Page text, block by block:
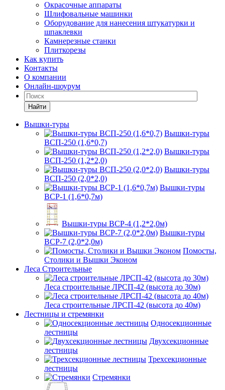
Окрасочные аппараты
Шлифовальные машинки
Оборудование для нанесения штукатурки и
шпаклевки
Камнерезные станки
Плиткорезы
Как купить
Контакты
О компании
Онлайн-шоурум
Найти
Вышки-туры
Вышки-туры
ВСП-250 (1,6*0,7)
Вышки-туры
ВСП-250 (1,2*2,0)
Вышки-туры
ВСП-250 (2,0*2,0)
Вышки-туры
ВСР-1 (1,6*0,7м)
Вышки-туры ВСР-4 (1,2*2,0м)
Вышки-туры
ВСР-7 (2,0*2,0м)
Помосты,
Столики и Вышки Эконом
Леса Строительные
Леса строительные ЛРСП-42 (высота до 30м)
Леса строительные ЛРСП-42 (высота до 40м)
Лестницы и стремянки
Односекционные
лестницы
Двухсекционные
лестницы
Трехсекционные
лестницы
Стремянки